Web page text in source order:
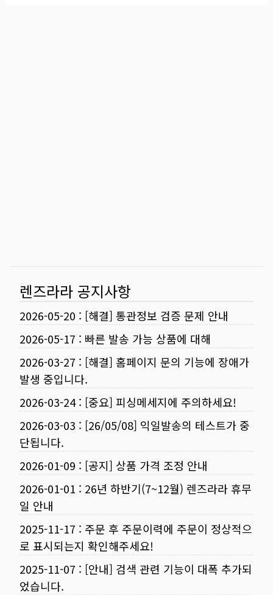
렌즈라라 공지사항
2026-05-20 : [해결] 통관정보 검증 문제 안내
2026-05-17 : 빠른 발송 가능 상품에 대해
2026-03-27 : [해결] 홈페이지 문의 기능에 장애가
발생 중입니다.
2026-03-24: [중요] 피싱메세지에 주의하세요!
2026-03-03 : [26/05/08] 익일발송의 테스트가 중
단됩니다.
2026-01-09 : [공지] 상품 가격 조정 안내
2026-01-01 : 26년 하반기(7~12월) 렌즈라라 휴무
일 안내
2025-11-17 : 주문 후 주문이력에 주문이 정상적으
로 표시되는지 확인해주세요!
2025-11-07 : [안내] 검색 관련 기능이 대폭 추가되
었습니다.